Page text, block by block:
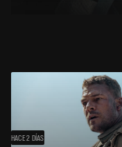
HACE 2 DÍAS